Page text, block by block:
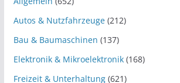
Autos & Nutzfahrzeuge(212)
Bau & Baumaschinen (137)
Elektronik & Mikroelektronik(168)
Freizeit & Unterhaltung(621)